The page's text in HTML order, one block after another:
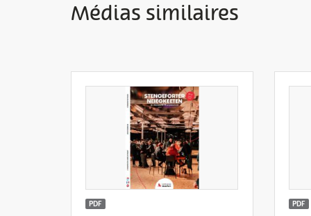
Médias similaires
PDF PDF